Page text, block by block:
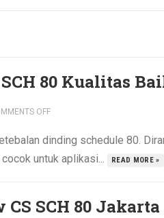
80 Kualitas
OFF
dinding schedule 80.
untuk aplikasi...
READ MORE »
SCH 80 Jakarta